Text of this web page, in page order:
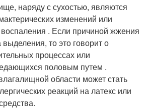
наряду с сухостью, являются
изменений или
воспаления . Если причиной жжения
то это говорит о
процессах или
половым путем .
области может стать
реакций на латекс или